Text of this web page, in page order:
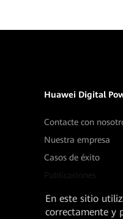
Huawei Digital
Contacte con
Nuestra empresa
Casos de éxito
En este sitio
correctamente y